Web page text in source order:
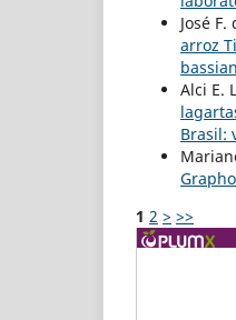
José
arroz
Alci E.
Brasil:
1 2 > >>